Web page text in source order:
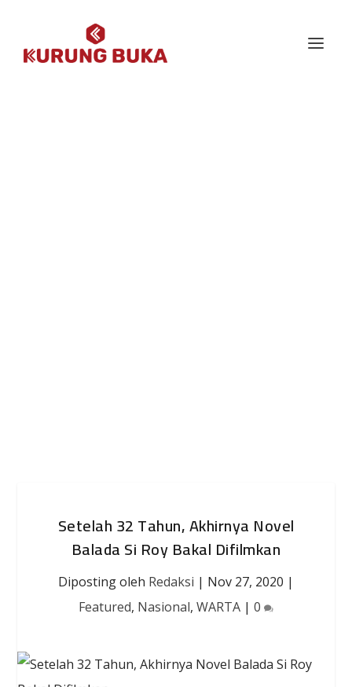
Setelah 32 Tahun, Akhirnya Novel
Balada Si Roy Bakal Difilmkan
Diposting oleh Redaksi | Nov 27, 2020 |
Featured, Nasional, WARTA | 0